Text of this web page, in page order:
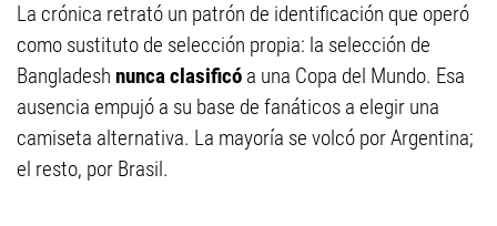
La crónica retrató un patrón de identificación que operó
como sustituto de selección propia: la selección de
Bangladesh nunca clasificó a una Copa del Mundo. Esa
ausencia empujó a su base de fanáticos a elegir una
camiseta alternativa. La mayoría se volcó por Argentina;
el resto, por Brasil.